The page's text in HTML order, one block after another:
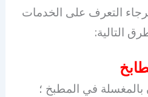
التعرف على الخدمات
التالية:
في المطبخ ؛